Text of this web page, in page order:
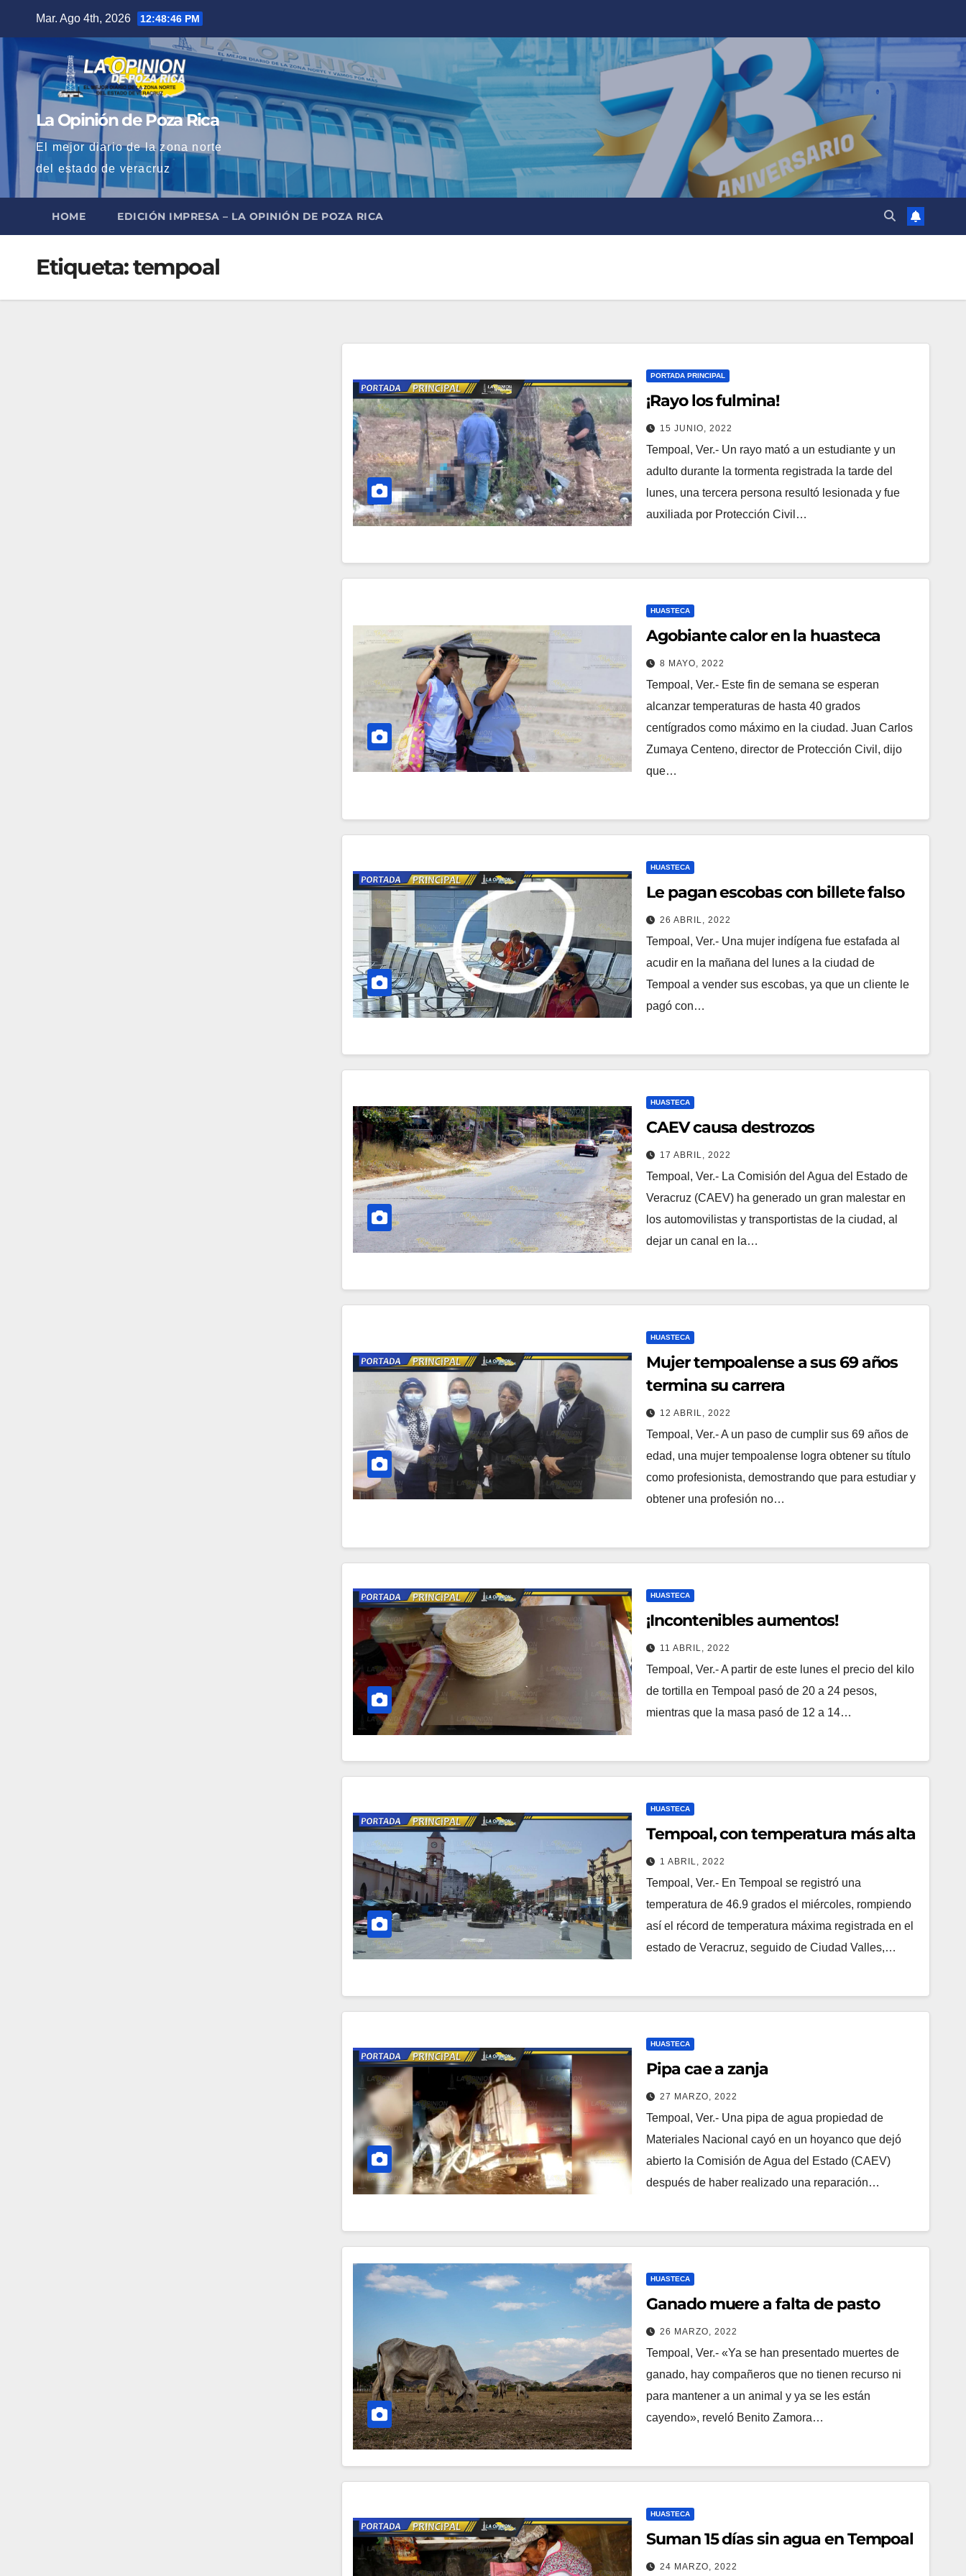
contenido
Mar. Ago 4th, 2026 12:48:48 PM
La Opinión de Poza Rica
El mejor diario de la zona norte
del estado de veracruz
HOME EDICIÓN IMPRESA – LA OPINIÓN DE POZA RICA
Etiqueta:tempoal
PORTADA PRINCIPAL
¡Rayo los fulmina!
15 JUNIO, 2022
Tempoal, Ver.- Un rayo mató a un estudiante y un
adulto durante la tormenta registrada la tarde del
lunes, una tercera persona resultó lesionada y fue
auxiliada por Protección Civil…
HUASTECA
Agobiante calor en la huasteca
8 MAYO, 2022
Tempoal, Ver.- Este fin de semana se esperan
alcanzar temperaturas de hasta 40 grados
centígrados como máximo en la ciudad. Juan Carlos
Zumaya Centeno, director de Protección Civil, dijo
que…
HUASTECA
Le pagan escobas con billete falso
26 ABRIL, 2022
Tempoal, Ver.- Una mujer indígena fue estafada al
acudir en la mañana del lunes a la ciudad de
Tempoal a vender sus escobas, ya que un cliente le
pagó con…
HUASTECA
CAEV causa destrozos
17 ABRIL, 2022
Tempoal, Ver.- La Comisión del Agua del Estado de
Veracruz (CAEV) ha generado un gran malestar en
los automovilistas y transportistas de la ciudad, al
dejar un canal en la…
HUASTECA
Mujer tempoalense a sus 69 años
termina su carrera
12 ABRIL, 2022
Tempoal, Ver.- A un paso de cumplir sus 69 años de
edad, una mujer tempoalense logra obtener su título
como profesionista, demostrando que para estudiar y
obtener una profesión no…
HUASTECA
¡Incontenibles aumentos!
11 ABRIL, 2022
Tempoal, Ver.- A partir de este lunes el precio del kilo
de tortilla en Tempoal pasó de 20 a 24 pesos,
mientras que la masa pasó de 12 a 14…
HUASTECA
Tempoal, con temperatura más alta
1 ABRIL, 2022
Tempoal, Ver.- En Tempoal se registró una
temperatura de 46.9 grados el miércoles, rompiendo
así el récord de temperatura máxima registrada en el
estado de Veracruz, seguido de Ciudad Valles,…
HUASTECA
Pipa cae a zanja
27 MARZO, 2022
Tempoal, Ver.- Una pipa de agua propiedad de
Materiales Nacional cayó en un hoyanco que dejó
abierto la Comisión de Agua del Estado (CAEV)
después de haber realizado una reparación…
HUASTECA
Ganado muere a falta de pasto
26 MARZO, 2022
Tempoal, Ver.- «Ya se han presentado muertes de
ganado, hay compañeros que no tienen recurso ni
para mantener a un animal y ya se les están
cayendo», reveló Benito Zamora…
HUASTECA
Suman 15 días sin agua en Tempoal
24 MARZO, 2022